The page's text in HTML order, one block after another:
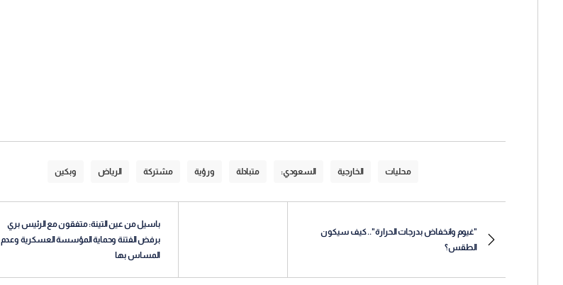
محليات الخارجية السعودي: متبادلة ورؤية مشتركة الرياض وبكين
"غيوم وانخفاض بدرجات الحرارة".. كيف سيكون
الطقس؟
باسيل من عين التينة: متفقون مع الرئيس بري
برفض الفتنة وحماية المؤسسة العسكرية وعدم
المساس بها